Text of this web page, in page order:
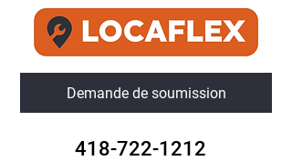
Demande de soumission
418-722-1212